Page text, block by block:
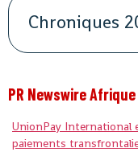
Chroniques
PR Newswire Afrique
UnionPay International
paiements